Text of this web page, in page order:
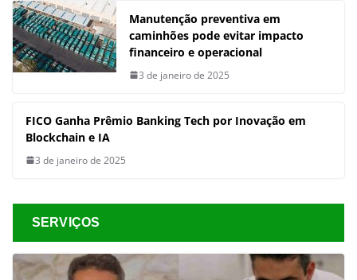
Manutenção preventiva em
caminhões pode evitar impacto
financeiro e operacional
3 de janeiro de 2025
FICO Ganha Prêmio Banking Tech por Inovação em
Blockchain e IA
3 de janeiro de 2025
SERVIÇOS